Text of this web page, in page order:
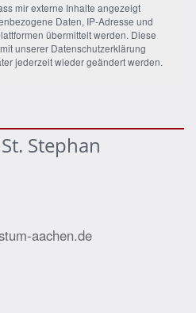
mir externe Inhalte angezeigt
Daten, IP-Adresse und
übermittelt werden. Diese
unserer Datenschutzerklärung
jederzeit wieder geändert werden.
Stephan
aachen.de